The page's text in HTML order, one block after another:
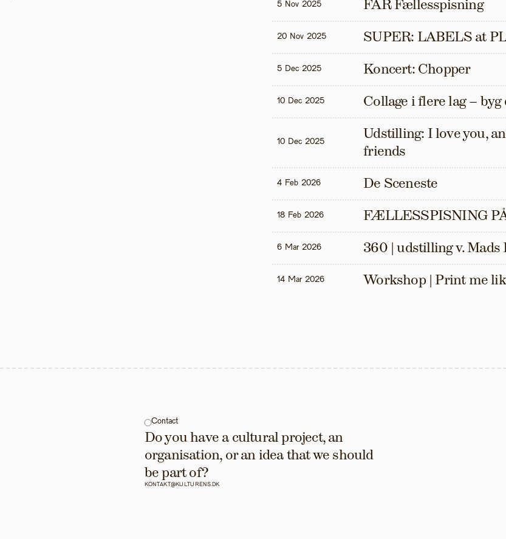
5 Nov 2025
FAR Fællesspisning
20 Nov 2025 SUPER: LABELS at
5 Dec 2025 Koncert: Chopper
10 Dec 2025 Collage i flere lag –
10 Dec 2025
Udstilling: I love you,
friends
4 Feb 2026 De Sceneste
18 Feb 2026 FÆLLESSPISNING
6 Mar 2026 360 | udstilling v. Mads
14 Mar 2026 Workshop | Print me
KONTAKT@KULTURENS.DK
Do you have a cultural project, an
organisation, or an idea that we should
be part of?
Contact